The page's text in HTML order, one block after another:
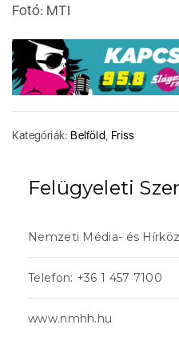
Fotó: MTI
Kategóriák: Belföld Friss
Felügyeleti
Nemzeti Média- és
Telefon: +36 1 457 7100
www.nmhh.hu